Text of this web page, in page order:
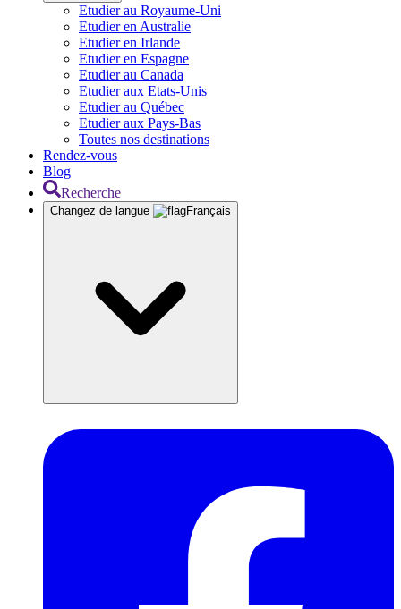
Etudier au Royaume-Uni
Etudier en Australie
Etudier en Irlande
Etudier en Espagne
Etudier au Canada
Etudier aux Etats-Unis
Etudier au Québec
Etudier aux Pays-Bas
Toutes nos destinations
Rendez-vous
Blog
Recherche
Changez de langue Français